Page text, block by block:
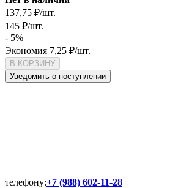
137,75 ₽/шт.
145 ₽/шт.
- 5%
Экономия 7,25 ₽/шт.
В КОРЗИНУ
Уведомить о поступлении
телефону:+7 (988) 602-11-28